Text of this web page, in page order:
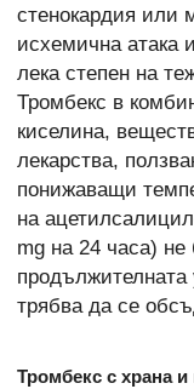
стенокардия или
исхемична атака
лека степен на
Тромбекс в
киселина,
лекарства,
понижаващи
на
mg на 24 часа)
продължителната
трябва да се
Тромбекс с храна и